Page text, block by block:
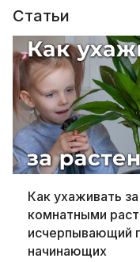
Статьи
Как ухаживать за
комнатными
исчерпывающий
начинающих